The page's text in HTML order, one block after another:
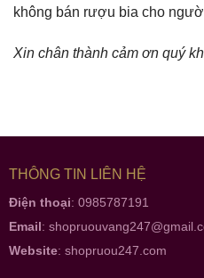
không bán rượu bia cho
Xin chân thành cảm ơn quý
THÔNG TIN LIÊN HỆ
Điện thoại: 0985787191
Email:
Website: shopruou247.com